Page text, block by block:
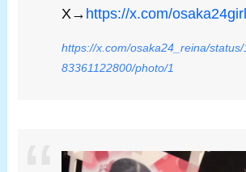
X→ https://x.com/
https://x.com/osaka24_reina/
83361122800/photo/1